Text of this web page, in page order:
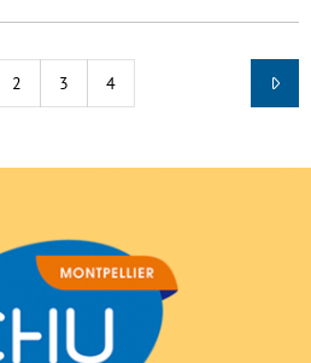
2 3 4